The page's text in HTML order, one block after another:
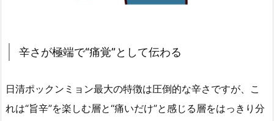
辛さが極端で“痛覚”として伝わる
日清ポックンミョン最大の特徴は圧倒的な辛さですが、こ
れは“旨辛”を楽しむ層と“痛いだけ”と感じる層をはっきり分